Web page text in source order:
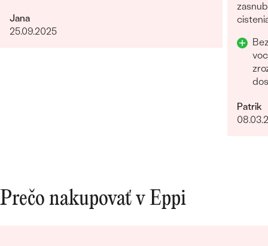
Jana
25.09.2025
Patrik
Prečo nakupovať v Eppi